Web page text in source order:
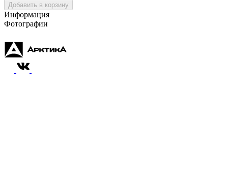
Добавить в корзину
Информация
Фотографии